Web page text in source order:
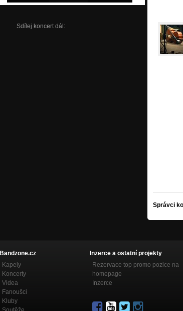
Sdílej koncert dál:
Správci
Bandzone.cz
Kapely
Koncerty
Videa
Fanoušci
Kluby
Inzerce a ostatní projekty
Rezervace top promo pozice na
homepage
Inzerce